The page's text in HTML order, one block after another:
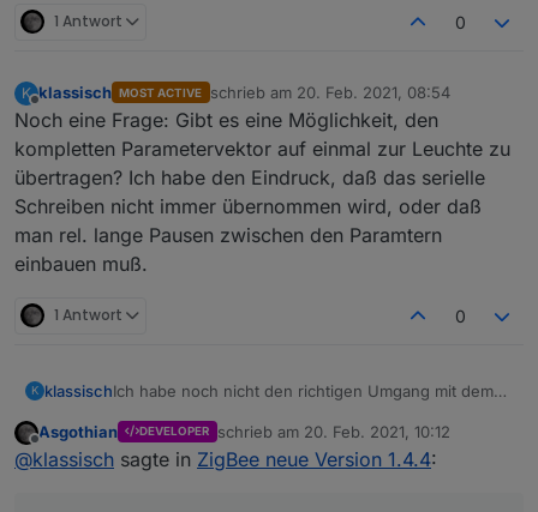
host.iobroker	2021-02-19 13:34:29.067
1 Antwort 0
K
Offline
klassisch MOST ACTIVE schrieb am 20. Feb. 2021, 08:54
zuletzt editiert von
Noch eine Frage: Gibt es eine Möglichkeit, den
kompletten Parametervektor auf einmal zur Leuchte zu
übertragen? Ich habe den Eindruck, daß das serielle
Schreiben nicht immer übernommen wird, oder daß
man rel. lange Pausen zwischen den Paramtern
einbauen muß.
1 Antwort 0
K klassischIch habe noch nicht den richtigen Umgang mit dem
gefunden.
Fallbeispiel Licht:
Bewegungssensor triggert. Ich möchte die alten
Einstellungen wiederherstellen und einschalten
Fallbeispiel Licht fading down*
Offline
Asgothian DEVELOPER schrieb am 20. Feb. 2021, 10:12
zuletzt editiert von
@klassisch sagte in ZigBee neue Version 1.4.4: